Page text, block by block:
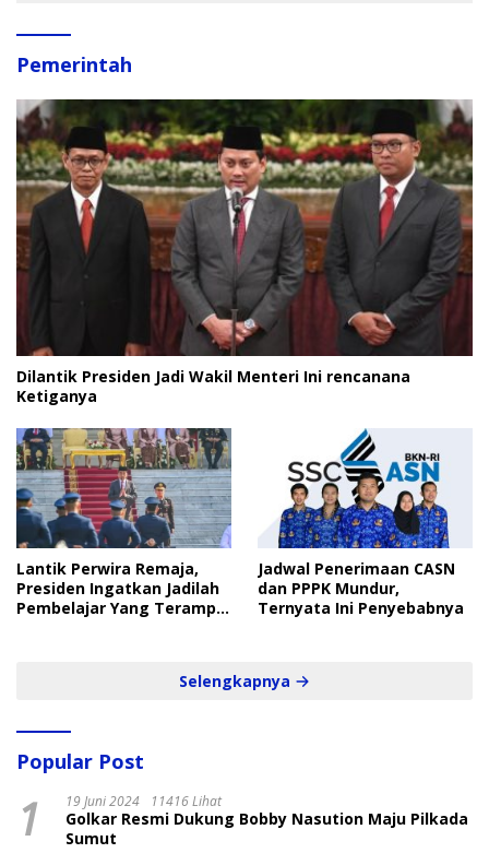
Pemerintah
Dilantik Presiden Jadi Wakil Menteri Ini rencanana
Ketiganya
Lantik Perwira Remaja,
Presiden Ingatkan Jadilah
Pembelajar Yang Terampil
Jadwal Penerimaan CASN
dan PPPK Mundur,
Ternyata Ini Penyebabnya
Selengkapnya
Popular Post
1 19 Juni 2024 11416 Lihat
Golkar Resmi Dukung Bobby Nasution Maju Pilkada
Sumut